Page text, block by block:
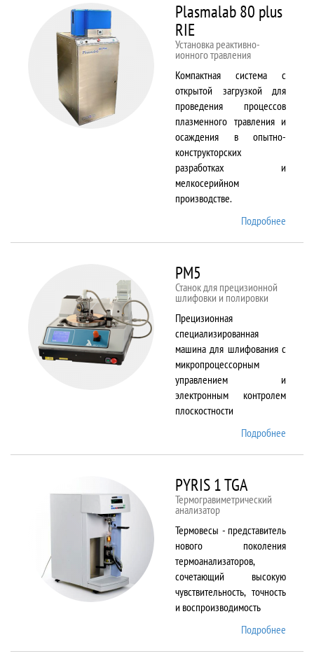
Plasmalab 80 plus
RIE
Установка реактивно-
ионного травления
Компактная система с
открытой загрузкой для
проведения процессов
плазменного травления и
осаждения в опытно-
конструкторских
разработках и
мелкосерийном
производстве.
Подробнее
PM5
Станок для прецизионной
шлифовки и полировки
Прецизионная
специализированная
машина для шлифования с
микропроцессорным
управлением и
электронным контролем
плоскостности
Подробнее
PYRIS 1 TGA
Термогравиметрический
анализатор
Термовесы - представитель
нового поколения
термоанализаторов,
сочетающий высокую
чувствительность, точность
и воспроизводимость
Подробнее